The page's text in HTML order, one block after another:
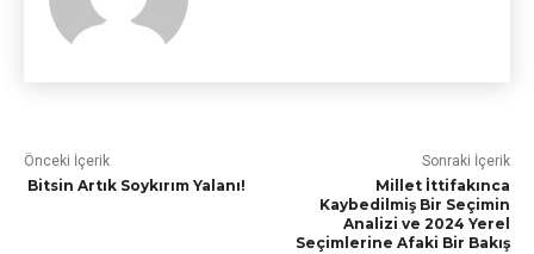
Önceki İçerik
Bitsin Artık Soykırım Yalanı!
Sonraki İçerik
Millet İttifakınca
Kaybedilmiş Bir Seçimin
Analizi ve 2024 Yerel
Seçimlerine Afaki Bir Bakış